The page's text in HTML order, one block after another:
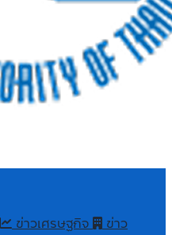
ข่าวเศรษฐกิจ ข่าว